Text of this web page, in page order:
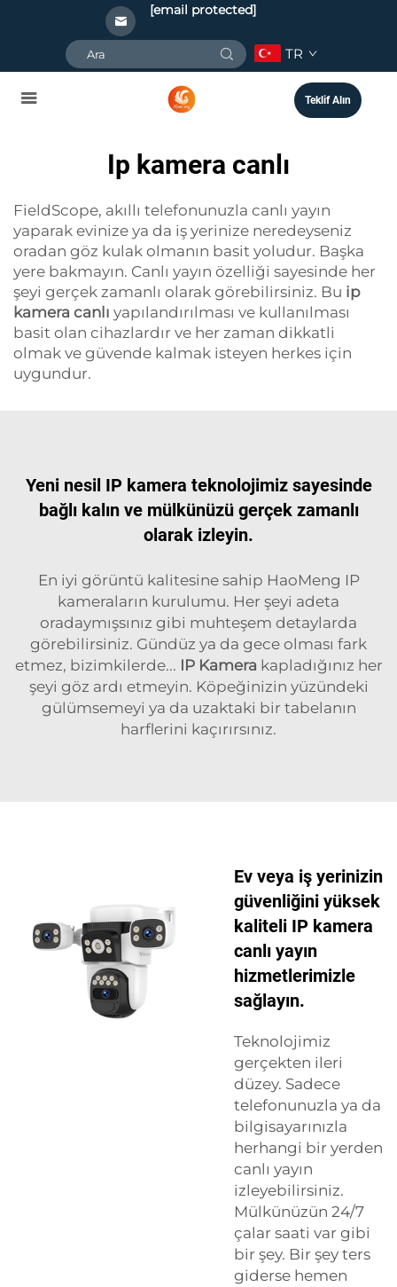
[email protected]
TR
Teklif Alın
Ip kamera canlı
FieldScope, akıllı telefonunuzla canlı yayın
yaparak evinize ya da iş yerinize neredeyseniz
oradan göz kulak olmanın basit yoludur. Başka
yere bakmayın. Canlı yayın özelliği sayesinde her
şeyi gerçek zamanlı olarak görebilirsiniz. Bu ip
kamera canlı yapılandırılması ve kullanılması
basit olan cihazlardır ve her zaman dikkatli
olmak ve güvende kalmak isteyen herkes için
uygundur.
Yeni nesil IP kamera teknolojimiz sayesinde
bağlı kalın ve mülkünüzü gerçek zamanlı
olarak izleyin.
En iyi görüntü kalitesine sahip HaoMeng IP
kameraların kurulumu. Her şeyi adeta
oradaymışsınız gibi muhteşem detaylarda
görebilirsiniz. Gündüz ya da gece olması fark
etmez, bizimkilerde... IP Kamera kapladığınız her
şeyi göz ardı etmeyin. Köpeğinizin yüzündeki
gülümsemeyi ya da uzaktaki bir tabelanın
harflerini kaçırırsınız.
Ev veya iş yerinizin
güvenliğini yüksek
kaliteli IP kamera
canlı yayın
hizmetlerimizle
sağlayın.
Teknolojimiz
gerçekten ileri
düzey. Sadece
telefonunuzla ya da
bilgisayarınızla
herhangi bir yerden
canlı yayın
izleyebilirsiniz.
Mülkünüzün 24/7
çalar saati var gibi
bir şey. Bir şey ters
giderse hemen